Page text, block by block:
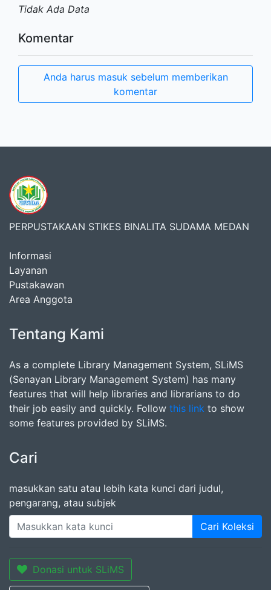
Tidak Ada Data
Komentar
Anda harus masuk sebelum memberikan
komentar
PERPUSTAKAAN STIKES BINALITA SUDAMA MEDAN
Informasi
Layanan
Pustakawan
Area Anggota
Tentang Kami
As a complete Library Management System, SLiMS
(Senayan Library Management System) has many
features that will help libraries and librarians to do
their job easily and quickly. Follow this link to show
some features provided by SLiMS.
Cari
masukkan satu atau lebih kata kunci dari judul,
pengarang, atau subjek
Cari Koleksi
Donasi untuk SLiMS